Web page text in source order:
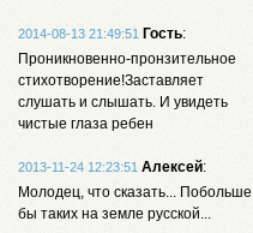
2014-08-13 21:49:51 Гость:
Проникновенно-пронзительное
стихотворение!Заставляет
слушать и слышать. И увидеть
чистые глаза ребен
2013-11-24 12:23:51 Алексей:
Молодец, что сказать... Побольше
бы таких на земле русской...